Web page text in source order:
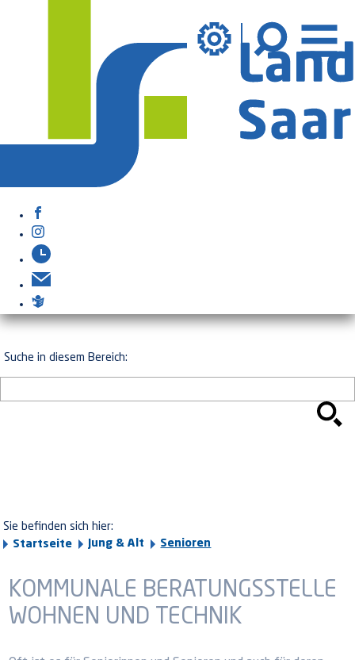
Suche in diesem Bereich:
Sie befinden sich hier:
Startseite
Jung & Alt Senioren
KOMMUNALE BERATUNGSSTELLE
WOHNEN UND TECHNIK